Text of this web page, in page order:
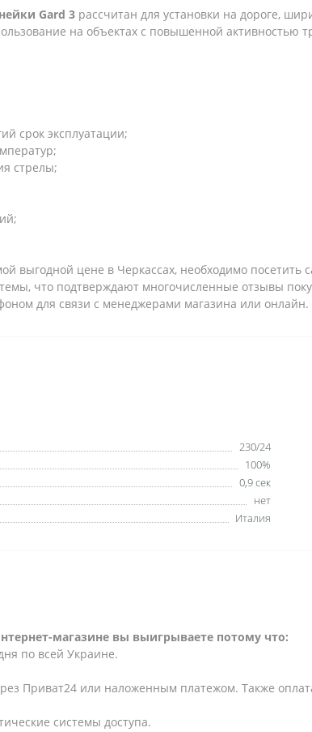
Gard 3 рассчитан для установки на дороге,
на объектах с повышенной активностью
срок эксплуатации;
стрелы;
выгодной цене в Черкассах, необходимо
что подтверждают многочисленные отзывы
для связи с менеджерами магазина или онлайн.
230/24
100%
0,9 сек
нет
Италия
магазине вы выигрываете потому что:
по всей Украине.
Приват24 или наложенным платежом. Также
системы доступа.